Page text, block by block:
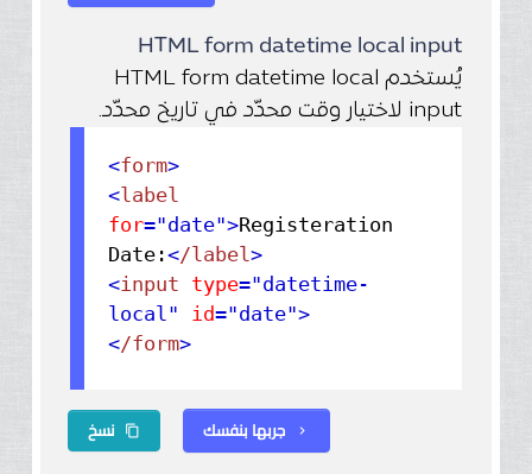
HTML form datetime local input
يُستخدم HTML form datetime local
input لاختيار وقت محدّد في تاريخ محدّد.
<form>
<label
for="date">Registeration
Date:</label >
<input type="datetime-
local" id="date">
</form>
نسخ content_copy جربها بنفسك chevron_right